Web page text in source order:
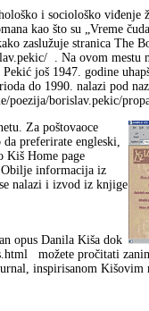
i sociološko
kao što su „Vreme
zaslužuje stranica The
. Na ovom mestu
još 1947. godine
do 1990. nalazi pod
poezija/borislav.pekic/
Za poštovaoce
preferirate engleski,
Kiš Home page
. Obilje informacija iz
nalazi i izvod iz knjige
opus Danila Kiša dok
možete pročitati
inspirisanom Kišovim